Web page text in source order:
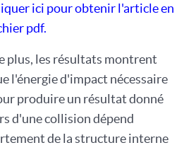
ici pour obtenir l'article en
pdf.
plus, les résultats montrent
l'énergie d'impact nécessaire
produire un résultat donné
d'une collision dépend
de la structure interne